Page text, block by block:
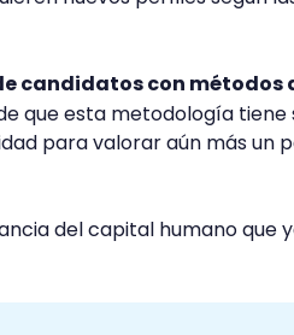
candidatos con métodos
que esta metodología tiene
para valorar aún más un
del capital humano que